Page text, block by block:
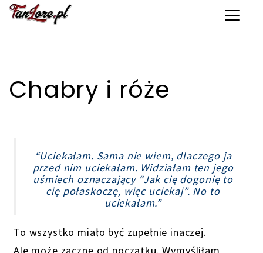
Toggle
Chabry i róże
“Uciekałam. Sama nie wiem, dlaczego ja
przed nim uciekałam. Widziałam ten jego
uśmiech oznaczający “Jak cię dogonię to
cię połaskoczę, więc uciekaj”. No to
uciekałam.”
To wszystko miało być zupełnie inaczej.